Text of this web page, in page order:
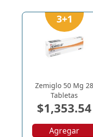
3+1
Zemiglo 50 Mg 28
Tabletas
$1,353.54
Agregar